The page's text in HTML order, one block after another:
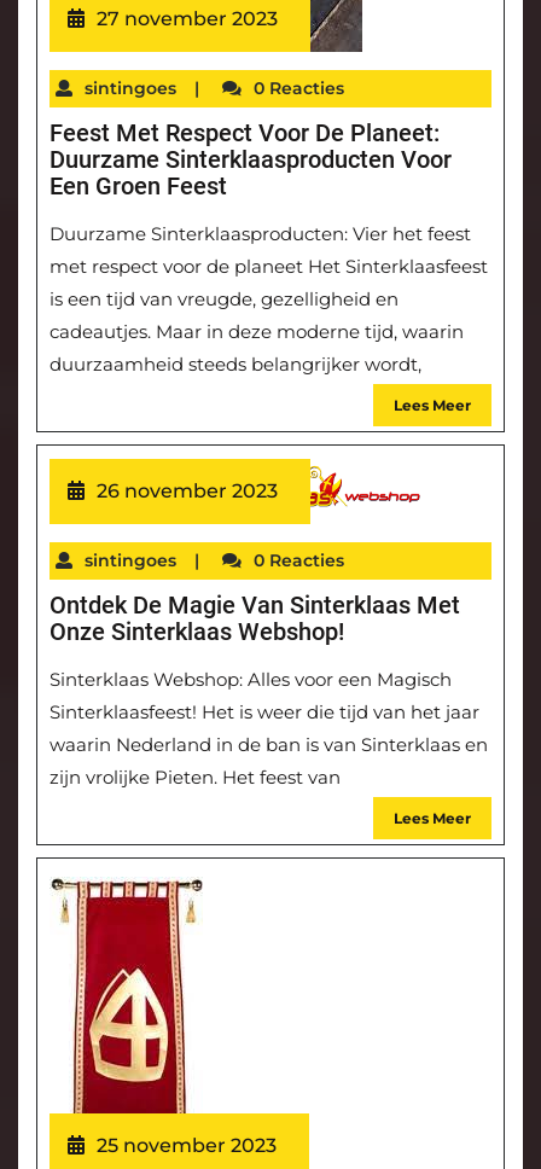
27 november 2023
sintingoes | 0 Reacties
Feest Met Respect Voor De Planeet:
Duurzame Sinterklaasproducten Voor
Een Groen Feest
Duurzame Sinterklaasproducten: Vier het feest
met respect voor de planeet Het Sinterklaasfeest
is een tijd van vreugde, gezelligheid en
cadeautjes. Maar in deze moderne tijd, waarin
duurzaamheid steeds belangrijker wordt,
Lees Meer
26 november 2023
sintingoes | 0 Reacties
Ontdek De Magie Van Sinterklaas Met
Onze Sinterklaas Webshop!
Sinterklaas Webshop: Alles voor een Magisch
Sinterklaasfeest! Het is weer die tijd van het jaar
waarin Nederland in de ban is van Sinterklaas en
zijn vrolijke Pieten. Het feest van
Lees Meer
25 november 2023